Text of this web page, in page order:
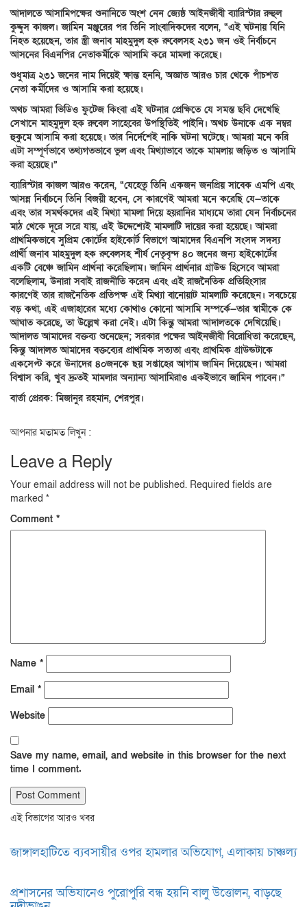
আদালতে আসামিপক্ষের শুনানিতে অংশ নেন জ্যেষ্ঠ আইনজীবী ব্যারিস্টার রুহুল
কুদ্দুস কাজল। জামিন মঞ্জুরের পর তিনি সাংবাদিকদের বলেন, “এই ঘটনায় যিনি
নিহত হয়েছেন, তার স্ত্রী জনাব মাহমুদুল হক রুবেলসহ ২৩১ জন ওই নির্বাচনে
আসনের বিএনপির নেতাকর্মীকে আসামি করে মামলা করেছে।
শুধুমাত্র ২৩১ জনের নাম দিয়েই ক্ষান্ত হননি, অজ্ঞাত আরও চার থেকে পাঁচশত
নেতা কর্মীদের ও আসামি করা হয়েছে।
অথচ আমরা ভিডিও ফুটেজ কিংবা এই ঘটনার প্রেক্ষিতে যে সমস্ত ছবি দেখেছি
সেখানে মাহমুদুল হক রুবেল সাহেবের উপস্থিতিই পাইনি। অথচ উনাকে এক নম্বর
হুকুমে আসামি করা হয়েছে। তার নির্দেশেই নাকি ঘটনা ঘটেছে। আমরা মনে করি
এটা সম্পূর্ণভাবে তথ্যগতভাবে ভুল এবং মিথ্যাভাবে তাকে মামলায় জড়িত ও আসামি
করা হয়েছে।”
ব্যারিস্টার কাজল আরও করেন, “যেহেতু তিনি একজন জনপ্রিয় সাবেক এমপি এবং
আসন্ন নির্বাচনে তিনি বিজয়ী হবেন, সে কারণেই আমরা মনে করেছি যে—তাকে
এবং তার সমর্থকদের এই মিথ্যা মামলা দিয়ে হয়রানির মাধ্যমে তারা যেন নির্বাচনের
মাঠ থেকে দূরে সরে যায়, এই উদ্দেশ্যেই মামলাটি দায়ের করা হয়েছে। আমরা
প্রাথমিকভাবে সুপ্রিম কোর্টের হাইকোর্ট বিভাগে আমাদের বিএনপি সংসদ সদস্য
প্রার্থী জনাব মাহমুদুল হক রুবেলসহ শীর্ষ নেতৃবৃন্দ ৪০ জনের জন্য হাইকোর্টের
একটি বেঞ্চে জামিন প্রার্থনা করেছিলাম। জামিন প্রার্থনার গ্রাউন্ড হিসেবে আমরা
বলেছিলাম, উনারা সবাই রাজনীতি করেন এবং এই রাজনৈতিক প্রতিহিংসার
কারণেই তার রাজনৈতিক প্রতিপক্ষ এই মিথ্যা বানোয়াট মামলাটি করেছেন। সবচেয়ে
বড় কথা, এই এজাহারের মধ্যে কোথাও কোনো আসামি সম্পর্কে—তার স্বামীকে কে
আঘাত করেছে, তা উল্লেখ করা নেই। এটা কিন্তু আমরা আদালতকে দেখিয়েছি।
আদালত আমাদের বক্তব্য শুনেছেন; সরকার পক্ষের আইনজীবী বিরোধিতা করেছেন,
কিন্তু আদালত আমাদের বক্তব্যের প্রাথমিক সত্যতা এবং প্রাথমিক গ্রাউন্ডটাকে
একসেপ্ট করে উনাদের ৪০জনকে ছয় সপ্তাহের আগাম জামিন দিয়েছেন। আমরা
বিশ্বাস করি, খুব দ্রুতই মামলার অন্যান্য আসামিরাও একইভাবে জামিন পাবেন।”
বার্তা প্রেরক: মিজানুর রহমান, শেরপুর।
আপনার মতামত লিখুন :
Leave a Reply
Your email address will not be published. Required fields are
marked *
Comment *
Name *
Email *
Website
Save my name, email, and website in this browser for the next
time I comment.
এই বিভাগের আরও খবর
জাঙ্গালহাটিতে ব্যবসায়ীর ওপর হামলার অভিযোগ, এলাকায় চাঞ্চল্য
প্রশাসনের অভিযানেও পুরোপুরি বন্ধ হয়নি বালু উত্তোলন, বাড়ছে